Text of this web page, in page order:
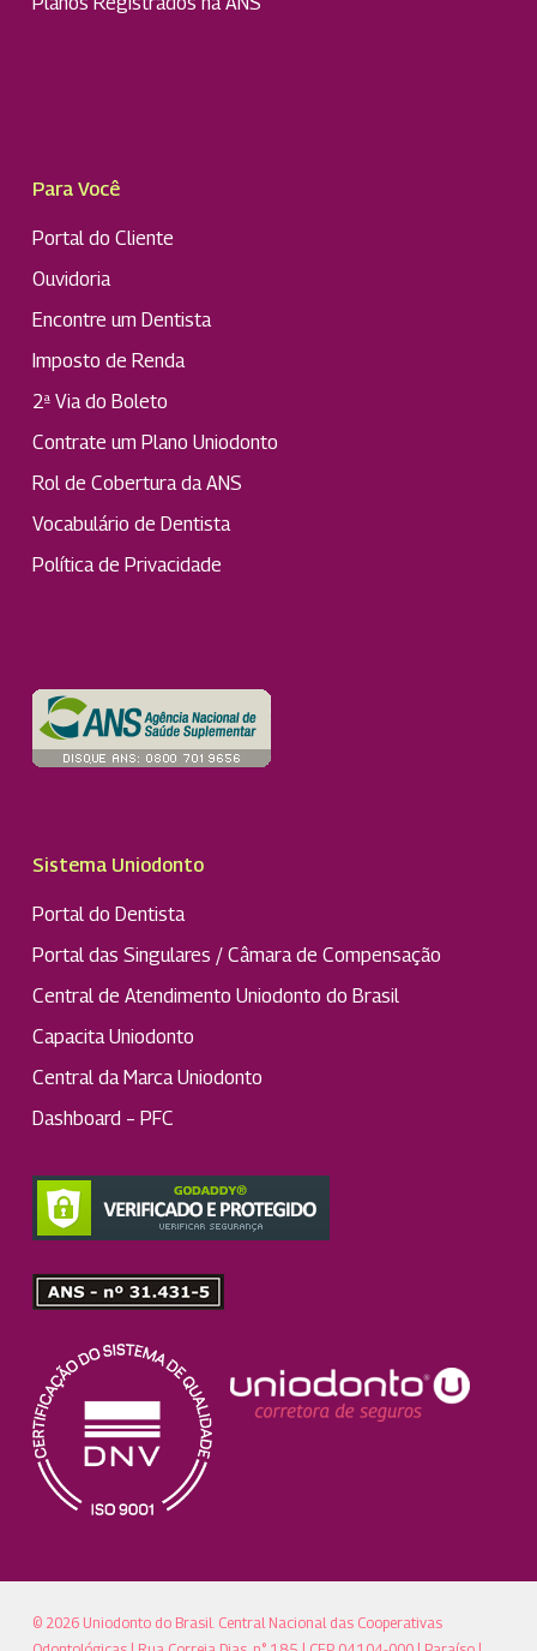
Para Você
Portal do Cliente
Ouvidoria
Encontre um Dentista
Imposto de Renda
2ª Via do Boleto
Contrate um Plano Uniodonto
Rol de Cobertura da ANS
Vocabulário de Dentista
Política de Privacidade
Sistema Uniodonto
Portal do Dentista
Portal das Singulares / Câmara de Compensação
Central de Atendimento Uniodonto do Brasil
Capacita Uniodonto
Central da Marca Uniodonto
Dashboard – PFC
© 2026 Uniodonto do Brasil. Central Nacional das Cooperativas